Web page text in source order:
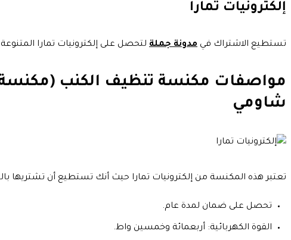
إلكترونيات تمارا
تستطيع الاشتراك في مدونة جملة لتحصل على إلكترونيات تمارا المتنوعة
شاومي
تعتبر هذه المكنسة من إلكترونيات تمارا حيث أنك تستطيع أن تشتريها
تحصل على ضمان لمدة عام.
القوة الكهربائية: أربعمائة وخمسين واط.